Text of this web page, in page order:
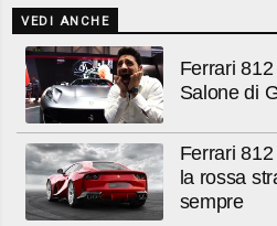
VEDI ANCHE
Ferrari
Salone di
Ferrari
la rossa
sempre